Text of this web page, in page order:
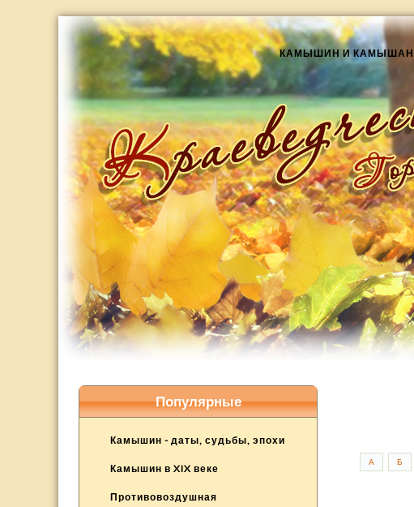
КАМЫШИН И
А Б
Популярные
Камышин - даты, судьбы, эпохи
Камышин в XIX веке
Противовоздушная